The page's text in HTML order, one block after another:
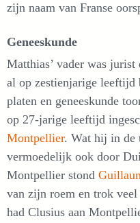
zijn naam van Franse
Geneeskunde
Matthias’ vader was
al op zestienjarige leeftijd
platen en geneeskunde
op 27-jarige leeftijd
Montpellier. Wat hij in de
vermoedelijk ook door
Montpellier stond
van zijn roem en trok veel
had Clusius aan